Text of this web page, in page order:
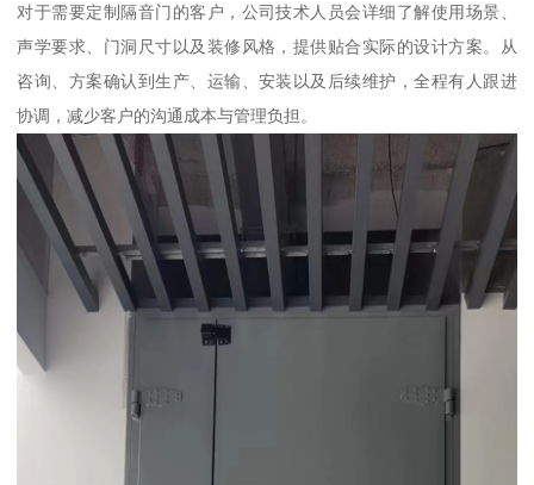
对于需要定制隔音门的客户，公司技术人员会详细了解使用场景、
声学要求、门洞尺寸以及装修风格，提供贴合实际的设计方案。从
咨询、方案确认到生产、运输、安装以及后续维护，全程有人跟进
协调，减少客户的沟通成本与管理负担。